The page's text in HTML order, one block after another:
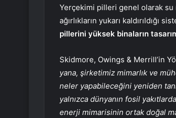
Yerçekimi pilleri genel olarak
ağırlıkların yukarı
pillerini yüksek binaların
Skidmore, Owings & Merrill’in
yana, şirketimiz mimarlık ve
neler yapabileceğini yeniden
yalnızca dünyanın fosil
enerji mimarisinin ortak doğal